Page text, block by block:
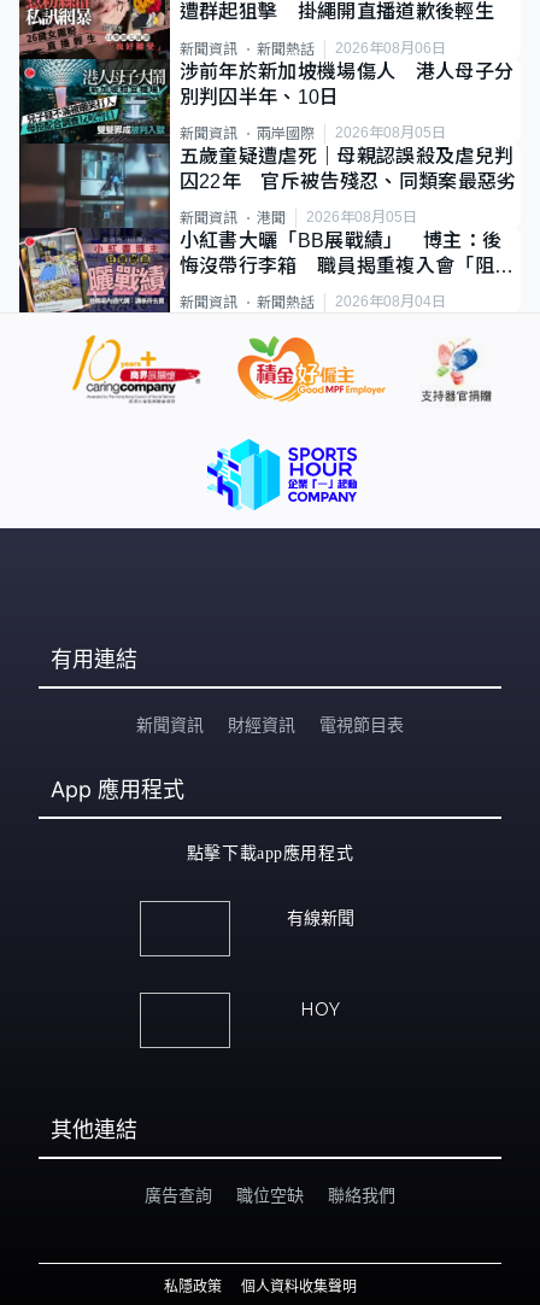
遭群起狙擊 掛繩開直播道歉後輕生
新聞資訊 新聞熱話 2026年08月06日
涉前年於新加坡機場傷人 港人母子分
別判囚半年、10日
新聞資訊 兩岸國際 2026年08月05日
五歲童疑遭虐死｜母親認誤殺及虐兒判
囚22年 官斥被告殘忍、同類案最惡劣
新聞資訊 港聞 2026年08月05日
小紅書大曬「BB展戰績」 博主：後
悔沒帶行李箱 職員揭重複入會「阻止
唔到」
新聞資訊 新聞熱話 2026年08月04日
有用連結
新聞資訊 財經資訊 電視節目表
App 應用程式
點擊下載app應用程式
有線新聞
HOY
其他連結
廣告查詢 職位空缺 聯絡我們
私隱政策 個人資料收集聲明